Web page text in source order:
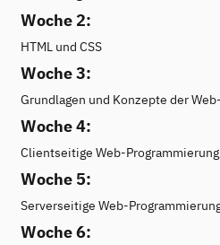
Woche 2:
HTML und CSS
Woche 3:
Grundlagen und Konzepte der
Woche 4:
Clientseitige Web-Programmierung
Woche 5:
Serverseitige Web-
Woche 6: